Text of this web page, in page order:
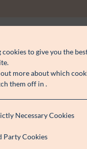
cookies to give you the
more about which
them off in.
Necessary Cookies
Party Cookies